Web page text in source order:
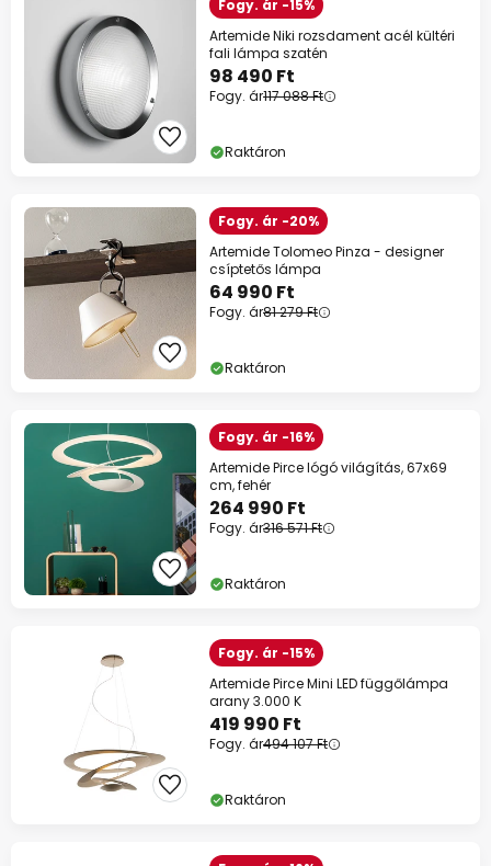
Fogy. ár -15%
Artemide Niki rozsdament acél kültéri
fali lámpa szatén
98 490 Ft
Fogy. ár117 088 Ft
Raktáron
Fogy. ár -20%
Artemide Tolomeo Pinza - designer
csíptetős lámpa
64 990 Ft
Fogy. ár81 279 Ft
Raktáron
Fogy. ár -16%
Artemide Pirce lógó világítás, 67x69
cm, fehér
264 990 Ft
Fogy. ár316 571 Ft
Raktáron
Fogy. ár -15%
Artemide Pirce Mini LED függőlámpa
arany 3.000 K
419 990 Ft
Fogy. ár494 107 Ft
Raktáron